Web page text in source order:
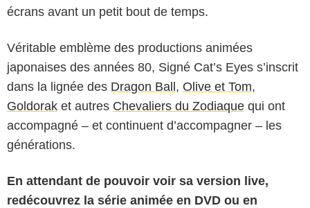
écrans avant un petit bout de temps.
Véritable emblème des productions animées
japonaises des années 80, Signé Cat’s Eyes s’inscrit
dans la lignée des Dragon Ball, Olive et Tom,
Goldorak et autres Chevaliers du Zodiaque qui ont
accompagné – et continuent d’accompagner – les
générations.
En attendant de pouvoir voir sa version live,
redécouvrez la série animée en DVD ou en